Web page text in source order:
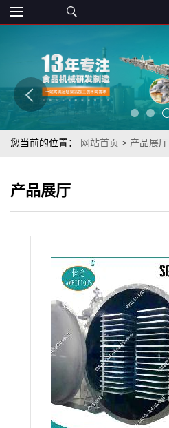
您当前的位置： 网站首页 > 产品展厅
产品展厅